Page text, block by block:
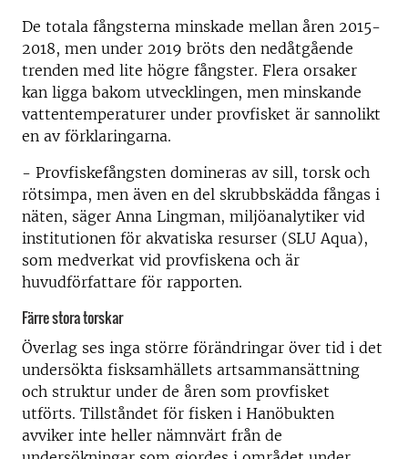
De totala fångsterna minskade mellan åren 2015-
2018, men under 2019 bröts den nedåtgående
trenden med lite högre fångster. Flera orsaker
kan ligga bakom utvecklingen, men minskande
vattentemperaturer under provfisket är sannolikt
en av förklaringarna.
- Provfiskefångsten domineras av sill, torsk och
rötsimpa, men även en del skrubbskädda fångas i
näten, säger Anna Lingman, miljöanalytiker vid
institutionen för akvatiska resurser (SLU Aqua),
som medverkat vid provfiskena och är
huvudförfattare för rapporten.
Färre stora torskar
Överlag ses inga större förändringar över tid i det
undersökta fisksamhällets artsammansättning
och struktur under de åren som provfisket
utförts. Tillståndet för fisken i Hanöbukten
avviker inte heller nämnvärt från de